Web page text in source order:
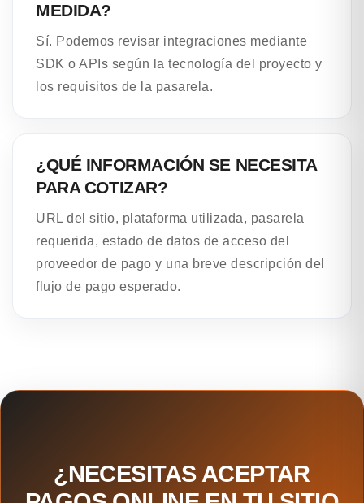
MEDIDA?
Sí. Podemos revisar integraciones mediante
SDK o APIs según la tecnología del proyecto y
los requisitos de la pasarela.
¿QUÉ INFORMACIÓN SE NECESITA
PARA COTIZAR?
URL del sitio, plataforma utilizada, pasarela
requerida, estado de datos de acceso del
proveedor de pago y una breve descripción del
flujo de pago esperado.
¿NECESITAS ACEPTAR